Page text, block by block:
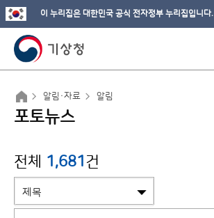
이 누리집은 대한민국 공식 전자정부 누리집입니다.
알림·자료 알림
포토뉴스
전체 1,681건